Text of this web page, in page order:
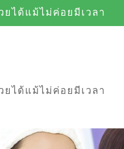
ยได้แม้ไม่ค่อยมีเวลา
ยได้แม้ไม่ค่อยมีเวลา